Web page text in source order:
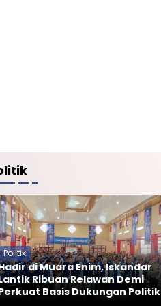
Politik
di Muara Enim, Iskandar
Ribuan Relawan Demi
Basis Dukungan Politik